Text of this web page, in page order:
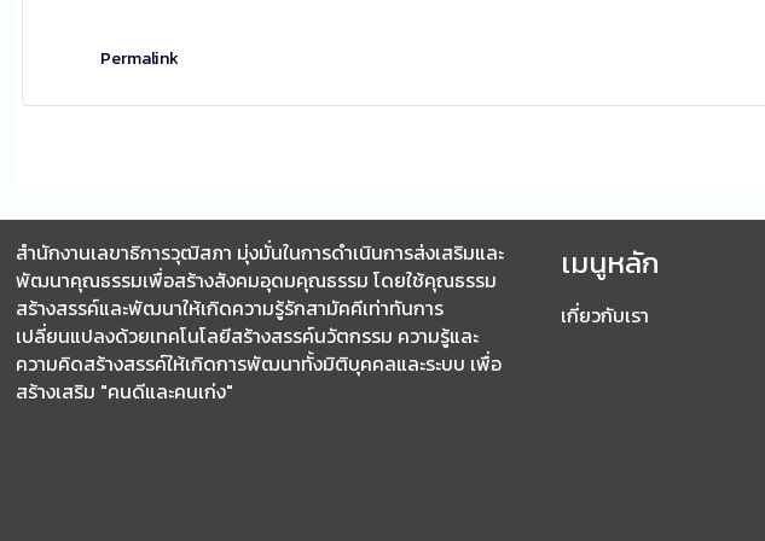
Permalink
สำนักงานเลขาธิการวุฒิสภา มุ่งมั่นในการดำเนินการส่งเสริมและ
พัฒนาคุณธรรมเพื่อสร้างสังคมอุดมคุณธรรม โดยใช้คุณธรรม
สร้างสรรค์และพัฒนาให้เกิดความรู้รักสามัคคีเท่าทันการ
เปลี่ยนแปลงด้วยเทคโนโลยีสร้างสรรค์นวัตกรรม ความรู้และ
ความคิดสร้างสรรค์ให้เกิดการพัฒนาทั้งมิติบุคคลและระบบ เพื่อ
สร้างเสริม "คนดีและคนเก่ง"
เมนูหลัก
เกี่ยวกับเรา